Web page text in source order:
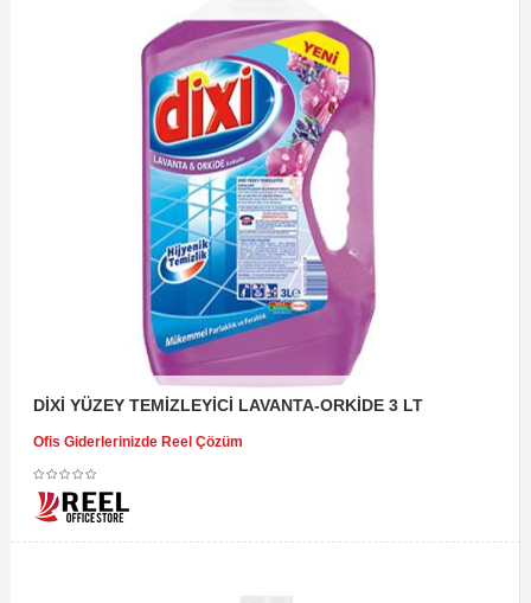
DİXİ YÜZEY TEMİZLEYİCİ LAVANTA-ORKİDE 3 LT
Ofis Giderlerinizde Reel Çözüm